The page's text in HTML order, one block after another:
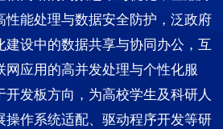
性能处理与数据安全防护，泛政府
建设中的数据共享与协同办公，互
网应用的高并发处理与个性化服
发板方向，为高校学生及科研人
操作系统适配、驱动程序开发等研